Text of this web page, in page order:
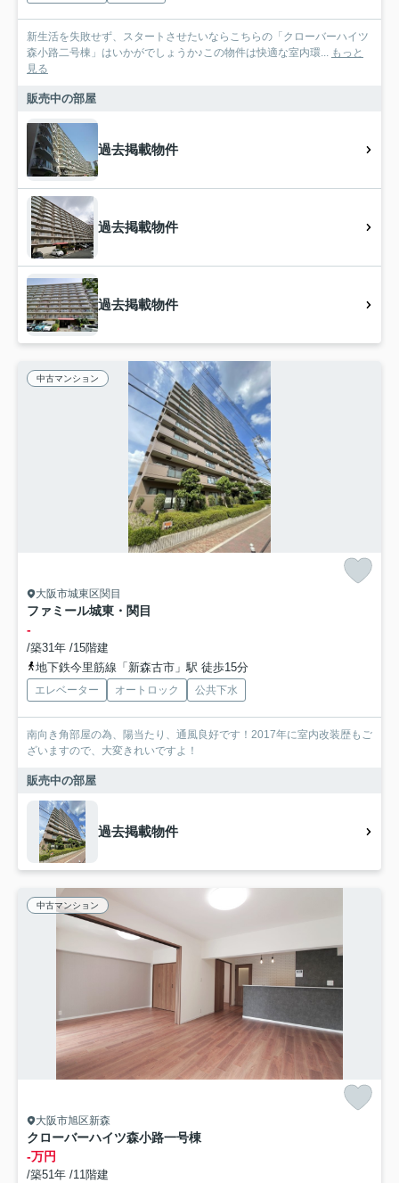
新生活を失敗せず、スタートさせたいならこちらの「クローバーハイツ
森小路二号棟」はいかがでしょうか♪この物件は快適な室内環... もっと
見る
販売中の部屋
過去掲載物件
過去掲載物件
過去掲載物件
中古マンション
大阪市城東区関目
ファミール城東・関目
-
/築31年 /15階建
地下鉄今里筋線「新森古市」駅 徒歩15分
エレベーター オートロック 公共下水
南向き角部屋の為、陽当たり、通風良好です！2017年に室内改装歴もご
ざいますので、大変きれいですよ！
販売中の部屋
過去掲載物件
中古マンション
大阪市旭区新森
クローバーハイツ森小路一号棟
-万円
/築51年 /11階建